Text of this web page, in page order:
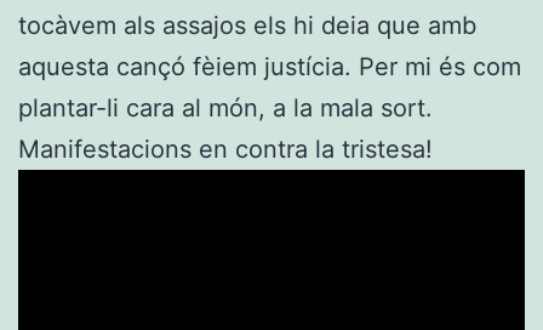
tocàvem als assajos els hi deia que amb
aquesta cançó fèiem justícia. Per mi és com
plantar-li cara al món, a la mala sort.
Manifestacions en contra la tristesa!